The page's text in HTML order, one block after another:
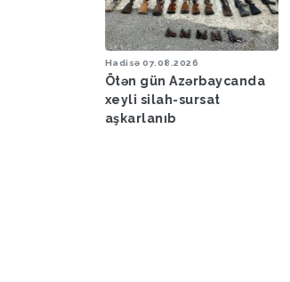
Hadisə 07.08.2026
Ötən gün Azərbaycanda
xeyli silah-sursat
aşkarlanıb